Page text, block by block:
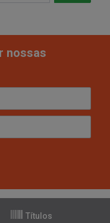
nossas
Títulos